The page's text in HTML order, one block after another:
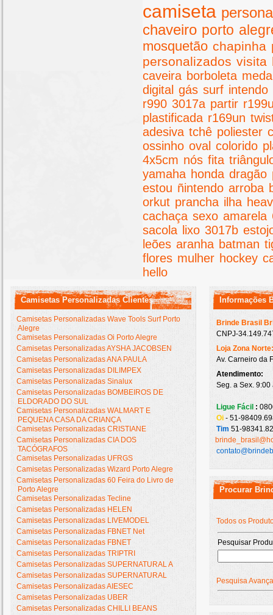
camiseta
chaveiro porto
mosquetão chapinha
personalizados visita
caveira borboleta
digital gás surf intendo
r990 3017a partir
plastificada r169un
adesiva tchê poliester
ossinho oval colorido
4x5cm nós fita
yamaha honda dragão
estou ñintendo arroba
orkut prancha ilha
cachaça sexo amarela
sacola lixo 3017b
leões aranha batman
flores mulher hockey
hello
Camisetas Personalizadas Clientes
Camisetas Personalizadas Wave Tools Surf Porto
Alegre
Camisetas Personalizadas Oi Porto Alegre
Camisetas Personalizadas AYSHA JACOBSEN
Camisetas Personalizadas ANA PAULA
Camisetas Personalizadas DILIMPEX
Camisetas Personalizadas Sinalux
Camisetas Personalizadas BOMBEIROS DE
ELDORADO DO SUL
Camisetas Personalizadas WALMART E
PEQUENA CASA DA CRIANÇA
Camisetas Personalizadas CRISTIANE
Camisetas Personalizadas CIA DOS
TACÓGRAFOS
Camisetas Personalizadas UFRGS
Camisetas Personalizadas Wizard Porto Alegre
Camisetas Personalizadas 60 Feira do Livro de
Porto Alegre
Camisetas Personalizadas Tecline
Camisetas Personalizadas HELEN
Camisetas Personalizadas LIVEMODEL
Camisetas Personalizadas FBNET Net
Camisetas Personalizadas FBNET
Camisetas Personalizadas TRIPTRI
Camisetas Personalizadas SUPERNATURAL A
Camisetas Personalizadas SUPERNATURAL
Camisetas Personalizadas AIESEC
Camisetas Personalizadas UBER
Camisetas Personalizadas CHILLI BEANS
Informações
Brinde Brasil
CNPJ-
Loja Zona
Av. Carneiro da
Atendimento:
Seg. a Sex.
Ligue Fácil :
Oi - 51-
Tim 51-
Procurar
Todos os
Pesquisar
Pesquisa